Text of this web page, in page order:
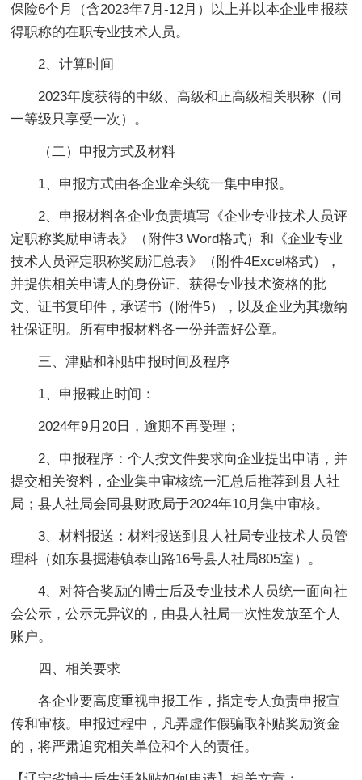
保险6个月（含2023年7月-12月）以上并以本企业申报获
得职称的在职专业技术人员。
2、计算时间
2023年度获得的中级、高级和正高级相关职称（同
一等级只享受一次）。
（二）申报方式及材料
1、申报方式由各企业牵头统一集中申报。
2、申报材料各企业负责填写《企业专业技术人员评
定职称奖励申请表》（附件3 Word格式）和《企业专业
技术人员评定职称奖励汇总表》（附件4Excel格式），
并提供相关申请人的身份证、获得专业技术资格的批
文、证书复印件，承诺书（附件5），以及企业为其缴纳
社保证明。所有申报材料各一份并盖好公章。
三、津贴和补贴申报时间及程序
1、申报截止时间：
2024年9月20日，逾期不再受理；
2、申报程序：个人按文件要求向企业提出申请，并
提交相关资料，企业集中审核统一汇总后推荐到县人社
局；县人社局会同县财政局于2024年10月集中审核。
3、材料报送：材料报送到县人社局专业技术人员管
理科（如东县掘港镇泰山路16号县人社局805室）。
4、对符合奖励的博士后及专业技术人员统一面向社
会公示，公示无异议的，由县人社局一次性发放至个人
账户。
四、相关要求
各企业要高度重视申报工作，指定专人负责申报宣
传和审核。申报过程中，凡弄虚作假骗取补贴奖励资金
的，将严肃追究相关单位和个人的责任。